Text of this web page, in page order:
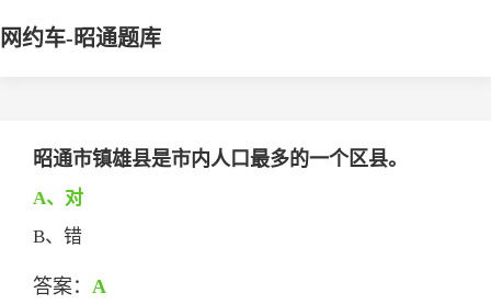
网约车-昭通题库
昭通市镇雄县是市内人口最多的一个区县。
A、对
B、错
答案： A